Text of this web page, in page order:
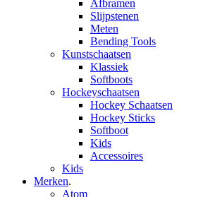
Afbramen
Slijpstenen
Meten
Bending Tools
Kunstschaatsen
Klassiek
Softboots
Hockeyschaatsen
Hockey Schaatsen
Hockey Sticks
Softboot
Kids
Accessoires
Kids
Merken.
Atom